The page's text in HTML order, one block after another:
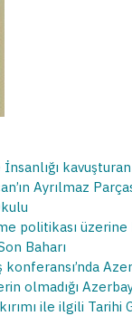
İnsanlığı
Ayrılmaz
politikası
Baharı
konferansı’nda
olmadığı
ile ilgili Tarihi